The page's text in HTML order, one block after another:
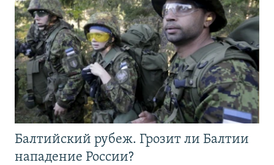
Балтийский рубеж. Грозит ли Балтии
нападение России?